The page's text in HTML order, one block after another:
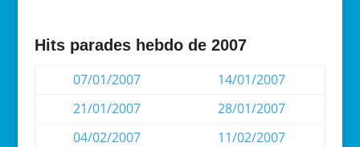
Hits parades hebdo de 2007
07/01/2007
14/01/2007
21/01/2007
28/01/2007
04/02/2007
11/02/2007